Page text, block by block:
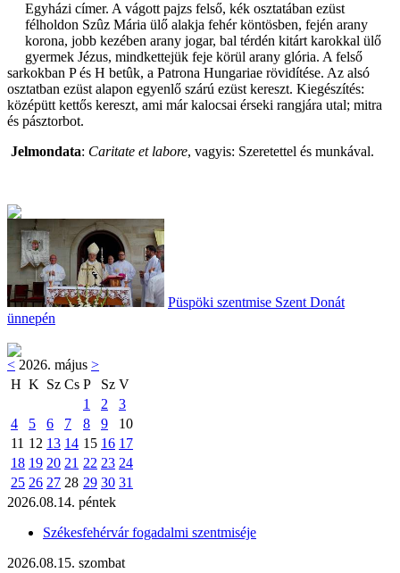
Egyházi címer. A vágott pajzs felső, kék osztatában ezüst
félholdon Szûz Mária ülő alakja fehér köntösben, fején arany
korona, jobb kezében arany jogar, bal térdén kitárt karokkal ülő
gyermek Jézus, mindkettejük feje körül arany glória. A felső
sarkokban P és H betûk, a Patrona Hungariae rövidítése. Az alsó
osztatban ezüst alapon egyenlő szárú ezüst kereszt. Kiegészítés:
középütt kettős kereszt, ami már kalocsai érseki rangjára utal; mitra
és pásztorbot.
Jelmondata: Caritate et labore, vagyis: Szeretettel és munkával.
Püspöki szentmise Szent Donát
ünnepén
< 2026. május >
H K Sz Cs P Sz V
1
2
3
4
5 6 7 8 9
10
11 12 13 14 15 16 17
18 19 20 21 22 23 24
25 26 27 28 29 30 31
2026.08.14. péntek
Székesfehérvár fogadalmi szentmiséje
2026.08.15. szombat